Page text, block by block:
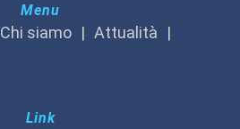
Menu
Chi siamo
Attualità
Link